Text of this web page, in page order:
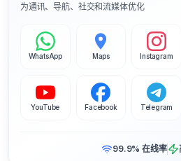
为通讯、导航、社交和流媒体优化
WhatsApp Maps Instagram
YouTube Facebook Telegram
99.9% 在线率